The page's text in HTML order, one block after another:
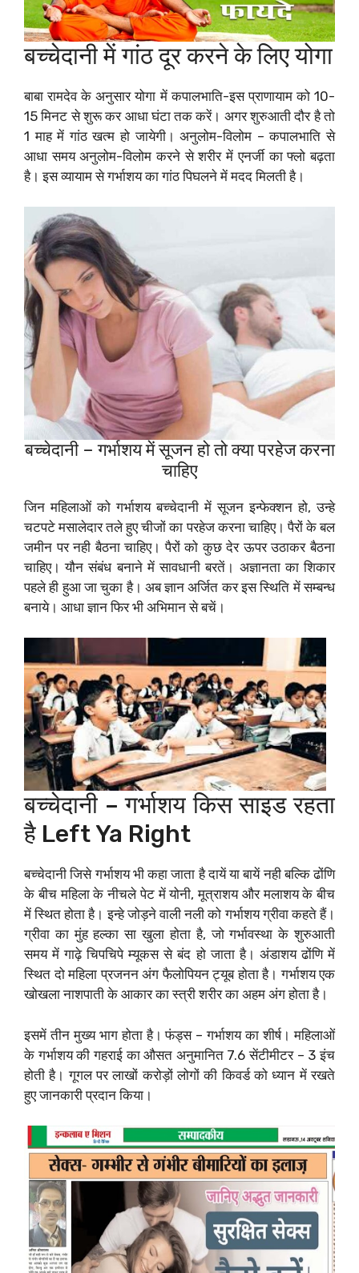
बच्चेदानी में गांठ दूर करने के लिए योगा
बाबा रामदेव के अनुसार योगा में कपालभाति-इस प्राणायाम को 10-
15 मिनट से शुरू कर आधा घंटा तक करें। अगर शुरुआती दौर है तो
1 माह में गांठ खत्म हो जायेगी। अनुलोम-विलोम – कपालभाति से
आधा समय अनुलोम-विलोम करने से शरीर में एनर्जी का फ्लो बढ़ता
है। इस व्यायाम से गर्भाशय का गांठ पिघलने में मदद मिलती है।
बच्चेदानी – गर्भाशय में सूजन हो तो क्या परहेज करना
चाहिए
जिन महिलाओं को गर्भाशय बच्चेदानी में सूजन इन्फेक्शन हो, उन्हे
चटपटे मसालेदार तले हुए चीजों का परहेज करना चाहिए। पैरों के बल
जमीन पर नही बैठना चाहिए। पैरों को कुछ देर ऊपर उठाकर बैठना
चाहिए। यौन संबंध बनाने में सावधानी बरतें। अज्ञानता का शिकार
पहले ही हुआ जा चुका है। अब ज्ञान अर्जित कर इस स्थिति में सम्बन्ध
बनाये। आधा ज्ञान फिर भी अभिमान से बचें।
बच्चेदानी – गर्भाशय किस साइड रहता
है Left Ya Right
बच्चेदानी जिसे गर्भाशय भी कहा जाता है दायें या बायें नही बल्कि ढोंणि
के बीच महिला के नीचले पेट में योनी, मूत्राशय और मलाशय के बीच
में स्थित होता है। इन्हे जोड़ने वाली नली को गर्भाशय ग्रीवा कहते हैं।
ग्रीवा का मुंह हल्का सा खुला होता है, जो गर्भावस्था के शुरुआती
समय में गाढ़े चिपचिपे म्यूकस से बंद हो जाता है। अंडाशय ढोंणि में
स्थित दो महिला प्रजनन अंग फैलोपियन ट्यूब होता है। गर्भाशय एक
खोखला नाशपाती के आकार का स्त्री शरीर का अहम अंग होता है।
इसमें तीन मुख्य भाग होता है। फंड्स – गर्भाशय का शीर्ष। महिलाओं
के गर्भाशय की गहराई का औसत अनुमानित 7.6 सेंटीमीटर – 3 इंच
होती है। गूगल पर लाखों करोड़ों लोगों की किवर्ड को ध्यान में रखते
हुए जानकारी प्रदान किया।